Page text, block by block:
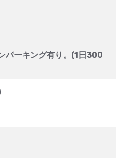
パーキング有り。(1日300